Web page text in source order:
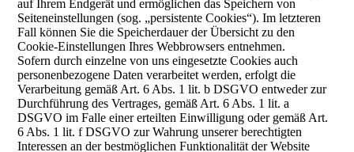
auf Ihrem Endgerät und ermöglichen das Speichern von
Seiteneinstellungen (sog. „persistente Cookies“). Im letzteren
Fall können Sie die Speicherdauer der Übersicht zu den
Cookie-Einstellungen Ihres Webbrowsers entnehmen.
Sofern durch einzelne von uns eingesetzte Cookies auch
personenbezogene Daten verarbeitet werden, erfolgt die
Verarbeitung gemäß Art. 6 Abs. 1 lit. b DSGVO entweder zur
Durchführung des Vertrages, gemäß Art. 6 Abs. 1 lit. a
DSGVO im Falle einer erteilten Einwilligung oder gemäß Art.
6 Abs. 1 lit. f DSGVO zur Wahrung unserer berechtigten
Interessen an der bestmöglichen Funktionalität der Website